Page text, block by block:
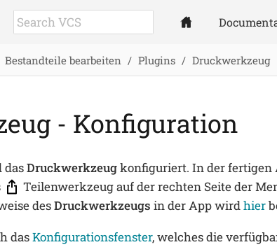
Bestandteile bearbeiten Plugins Druckwerkzeug
- Konfiguration
dasDruckwerkzeugkonfiguriert. In der fertigen
Teilenwerkzeug auf der rechten Seite der
desDruckwerkzeugs in der App wirdhier
dasKonfigurationsfenster, welches die